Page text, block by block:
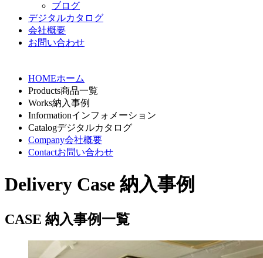
ブログ
デジタルカタログ
会社概要
お問い合わせ
HOMEホーム
Products商品一覧
Works納入事例
Informationインフォメーション
Catalogデジタルカタログ
Company会社概要
Contactお問い合わせ
Delivery Case 納入事例
CASE 納入事例一覧